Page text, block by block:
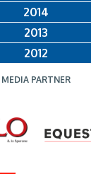
2014
2013
2012
MEDIA PARTNER